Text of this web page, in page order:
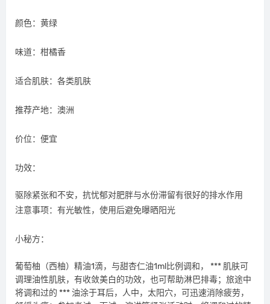
颜色：黄绿
味道：柑橘香
适合肌肤：各类肌肤
推荐产地：澳洲
价位：便宜
功效：
驱除紧张和不安，抗忧郁对肥胖与水份滞留有很好的排水作用
注意事项：有光敏性，使用后避免曝晒阳光
小秘方：
葡萄柚（西柚）精油1滴，与甜杏仁油1ml比例调和， *** 肌肤可
调理油性肌肤，有收敛美白的功效，也可帮助淋巴排毒；旅途中
将调和过的 *** 油涂于耳后，人中，太阳穴，可迅速消除疲劳，